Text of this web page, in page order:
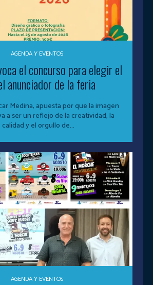
AGENDA Y EVENTOS
el concurso para elegir el
anunciador de la feria
Medina, apuesta por que la imagen
a ser un reflejo de la creatividad, la
calidad y el orgullo de...
AGENDA Y EVENTOS